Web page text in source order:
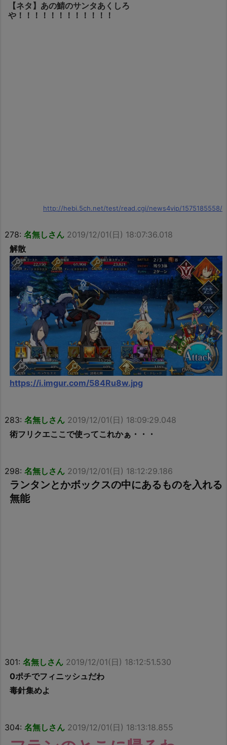
【ネタ】あの鯖のサンタあくしろ
や！！！！！！！！！！！！
http://hebi.5ch.net/test/read.cgi/news4vip/1575185558/
278: 名無しさん 2019/12/01(日) 18:07:36.018
解散
https://i.imgur.com/584Ru8w.jpg
283: 名無しさん 2019/12/01(日) 18:09:29.048
術フリクエここで使ってこれかぁ・・・
298: 名無しさん 2019/12/01(日) 18:12:29.186
ランタンとかボックスの中にあるものを入れる
無能
301: 名無しさん 2019/12/01(日) 18:12:51.530
0ポチでフィニッシュだわ
毒針集めよ
304: 名無しさん 2019/12/01(日) 18:13:18.855